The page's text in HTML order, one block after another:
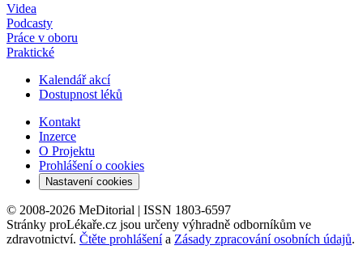
Videa
Podcasty
Práce v oboru
Praktické
Kalendář akcí
Dostupnost léků
Kontakt
Inzerce
O Projektu
Prohlášení o cookies
Nastavení cookies
© 2008-2026 MeDitorial | ISSN 1803-6597
Stránky proLékaře.cz jsou určeny výhradně odborníkům ve
zdravotnictví. Čtěte prohlášenía Zásady zpracování osobních údajů.